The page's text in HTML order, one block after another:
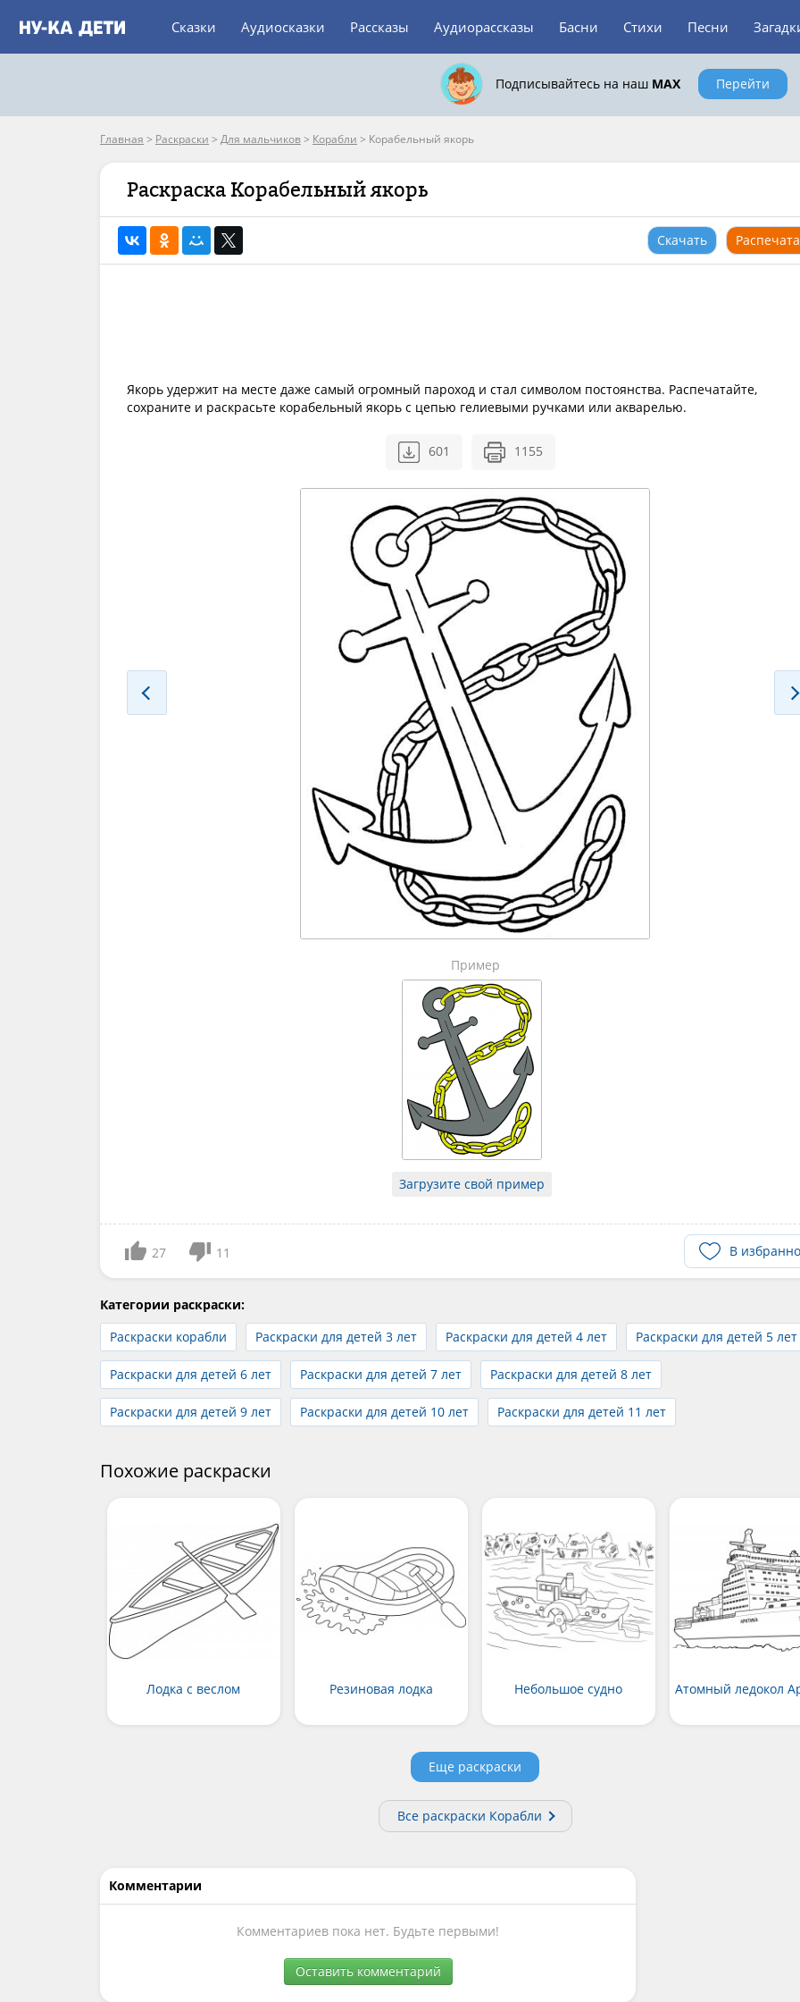
Сказки Аудиосказки Рассказы Аудиорассказы Басни Стихи Песни
Подписывайтесь на наш MAX Перейти
Главная > Раскраски > Для мальчиков> Корабли > Корабельный якорь
Раскраска Корабельный якорь
Скачать
Якорь удержит на месте даже самый огромный пароход и стал символом постоянства. Распечатайте,
сохраните и раскрасьте корабельный якорь с цепью гелиевыми ручками или акварелью.
601 1155
Пример
Загрузите свой пример
27 11 В
Категории раскраски:
Раскраски корабли
Раскраски для детей 3 лет Раскраски для детей 4 лет Раскраски для детей 5 лет
Раскраски для детей 6 лет Раскраски для детей 7 лет Раскраски для детей 8 лет
Раскраски для детей 9 лет Раскраски для детей 10 лет Раскраски для детей 11 лет
Похожие раскраски
Лодка с веслом Резиновая лодка Небольшое судно Атомный ледокол
Еще раскраски
Все раскраски Корабли
Комментарии
Комментариев пока нет. Будьте первыми!
Оставить комментарий